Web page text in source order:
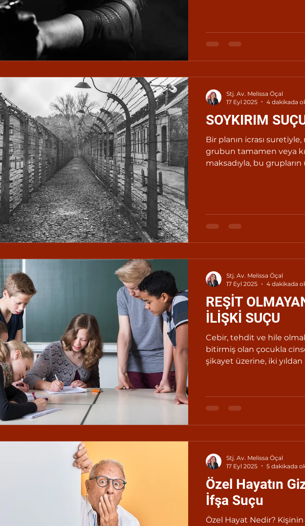
büyük bir zarara
mağdurun şikayeti
SOYKIRIM
Bir planın icrası
grubun tamamen veya
maksadıyla, bu grupların
Stj. Av. Melissa Öçal
17 Eyl 2025
4 dakikada
REŞİT
İLİŞKİ SUÇU
Cebir, tehdit ve hile
bitirmiş olan çocukla
şikayet üzerine, iki yıldan
Stj. Av. Melissa Öçal
17 Eyl 2025
4 dakikada
Özel Hayatın
İfşa Suçu
Özel Hayat Nedir? Kişinin yalnızca sınırlı sayıda kişi
Stj. Av. Melissa Öçal
17 Eyl 2025
5 dakikada